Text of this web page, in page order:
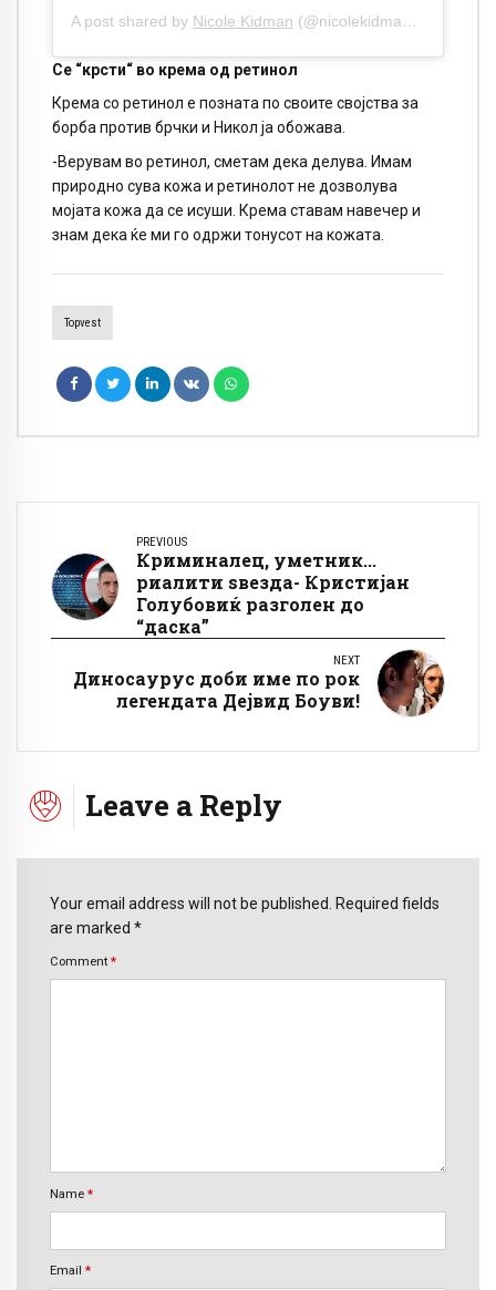
A post shared by Nicole Kidman (@nicolekidman) on
Се “крсти“ во крема од ретинол
Крема со ретинол е позната по своите својства за
борба против брчки и Никол ја обожава.
-Верувам во ретинол, сметам дека делува. Имам
природно сува кожа и ретинолот не дозволува
мојата кожа да се исуши. Крема ставам навечер и
знам дека ќе ми го одржи тонусот на кожата.
Topvest
PREVIOUS
Криминалец, уметник...
риалити ѕвезда- Кристијан
Голубовиќ разголен до
“даска”
NEXT
Диносаурус доби име по рок
легендата Дејвид Боуви!
Leave a Reply
Your email address will not be published. Required fields
are marked *
Comment *
Name *
Email *